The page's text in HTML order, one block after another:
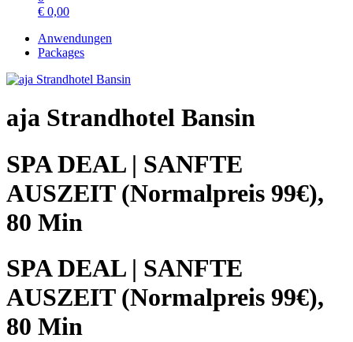
€ 0,00
Anwendungen
Packages
aja Strandhotel Bansin
SPA DEAL | SANFTE
AUSZEIT (Normalpreis 99€),
80 Min
SPA DEAL | SANFTE
AUSZEIT (Normalpreis 99€),
80 Min